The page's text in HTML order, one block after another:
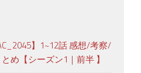
】1~12話 感想/考察/
め【シーズン1｜前半 】